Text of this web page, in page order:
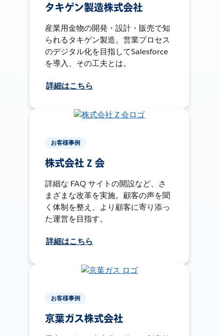
タキゲン製造株式会社
産業用金物の開発・設計・販売で知
られるタキゲン製造。営業プロセス
のデジタル化を目指してSalesforce
を導入、その工夫とは。
詳細はこちら
お客様事例
株式会社 Z 会
詳細な FAQ サイトの開設など、さ
まざまな改革を実施。顧客の声を聞
く体制を整え、より顧客に寄り添っ
た運営を目指す。
詳細はこちら
お客様事例
京葉ガス株式会社